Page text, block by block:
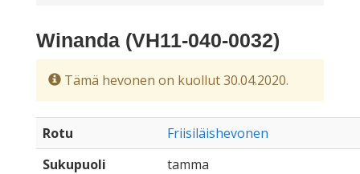
Winanda (VH11-040-0032)
Tämä hevonen on kuollut 30.04.2020.
Rotu
Friisiläishevonen
Sukupuoli
tamma